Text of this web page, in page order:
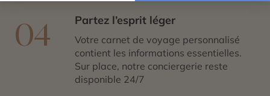
04 Partez l’esprit léger
Votre carnet de voyage personnalisé
contient les informations essentielles.
Sur place, notre conciergerie reste
disponible 24/7